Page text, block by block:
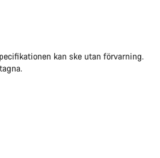
kan ske utan förvarning.